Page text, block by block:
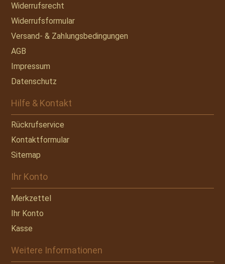
Widerrufsrecht
Widerrufsformular
Versand- & Zahlungsbedingungen
AGB
Impressum
Datenschutz
Hilfe & Kontakt
Rückrufservice
Kontaktformular
Sitemap
Ihr Konto
Merkzettel
Ihr Konto
Kasse
Weitere Informationen